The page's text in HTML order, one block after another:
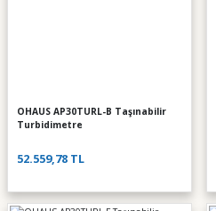
OHAUS AP30TURL-B Taşınabilir
Turbidimetre
52.559,78 TL